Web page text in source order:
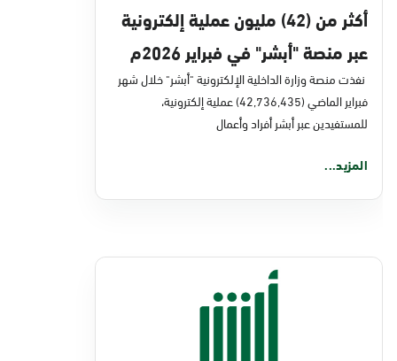
أكثر من (42) مليون عملية إلكترونية
عبر منصة "أبشر" في فبراير 2026م
نفذت منصة وزارة الداخلية الإلكترونية "أبشر" خلال شهر
فبراير الماضي (42,736,435) عملية إلكترونية،
للمستفيدين عبر أبشر أفراد وأعمال
المزيد...